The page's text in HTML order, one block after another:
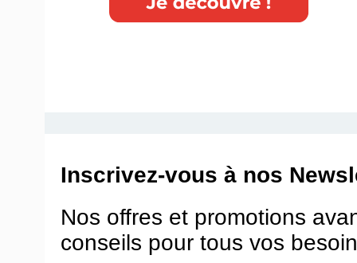
Inscrivez-vous à nos
Nos offres et promotions
conseils pour tous vos